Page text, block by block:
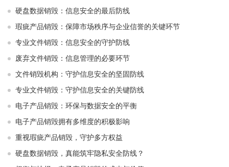
硬盘数据销毁：信息安全的最后防线
瑕疵产品销毁：保障市场秩序与企业信誉的关键环节
专业文件销毁：信息安全的守护防线
废弃文件销毁：信息管理的必要环节
文件销毁机构：守护信息安全的坚固防线
专业文件销毁：守护信息安全的关键防线
电子产品销毁：环保与数据安全的平衡
电子产品销毁拥有多维度的积极影响
重视瑕疵产品销毁，守护多方权益
硬盘数据销毁，真能筑牢隐私安全防线？